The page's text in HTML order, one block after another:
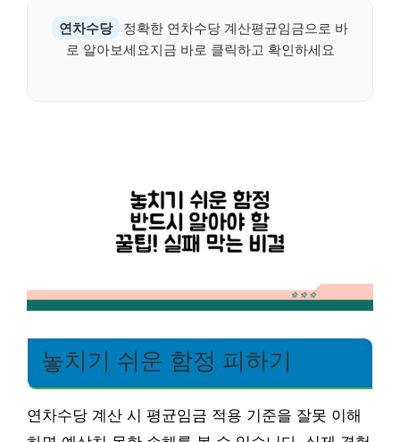
연차수당
정확한 연차수당 계산평균임금으로 바
로 알아보세요지금 바로 클릭하고 확인하세요
놓치기 쉬운 함정 피하기
연차수당 계산 시 평균임금 적용 기준을 잘못 이해